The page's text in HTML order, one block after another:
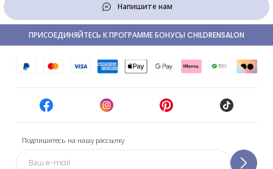
Напишите нам
Подпишитесь на нашу рассылку
ПРИСОЕДИНЯЙТЕСЬ К ПРОГРАММЕ БОНУСЫ CHILDRENSALON